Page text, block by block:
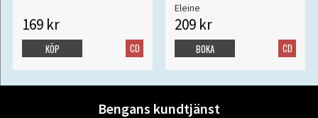
169 kr
CD
KÖP
Eleine
209 kr
CD
BOKA
Bengans kundtjänst